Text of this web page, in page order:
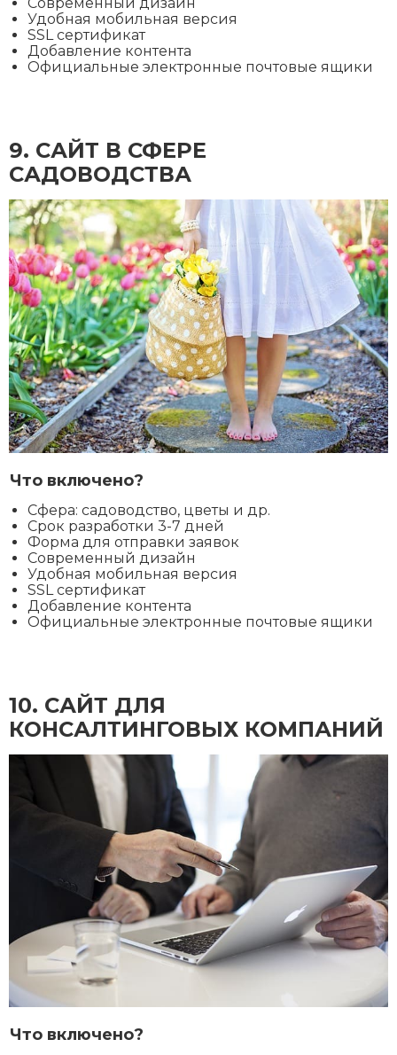
Удобная мобильная версия
SSL сертификат
Добавление контента
Официальные электронные почтовые ящики
9. CАЙТ В СФЕРЕ
САДОВОДСТВА
Что включено?
Сфера: садоводство, цветы и др.
Срок разработки 3-7 дней
Форма для отправки заявок
Современный дизайн
Удобная мобильная версия
SSL сертификат
Добавление контента
Официальные электронные почтовые ящики
10. CАЙТ ДЛЯ
КОНСАЛТИНГОВЫХ КОМПАНИЙ
Что включено?